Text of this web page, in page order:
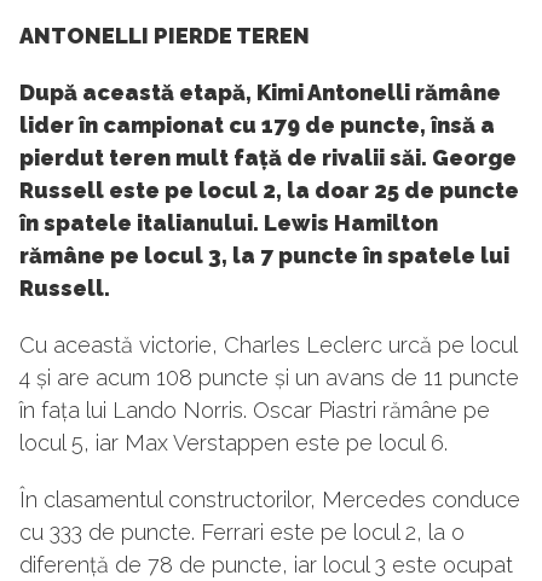
ANTONELLI PIERDE TEREN
După această etapă, Kimi Antonelli rămâne
lider în campionat cu 179 de puncte, însă a
pierdut teren mult față de rivalii săi. George
Russell este pe locul 2, la doar 25 de puncte
în spatele italianului. Lewis Hamilton
rămâne pe locul 3, la 7 puncte în spatele lui
Russell.
Cu această victorie, Charles Leclerc urcă pe locul
4 și are acum 108 puncte și un avans de 11 puncte
în fața lui Lando Norris. Oscar Piastri rămâne pe
locul 5, iar Max Verstappen este pe locul 6.
În clasamentul constructorilor, Mercedes conduce
cu 333 de puncte. Ferrari este pe locul 2, la o
diferență de 78 de puncte, iar locul 3 este ocupat